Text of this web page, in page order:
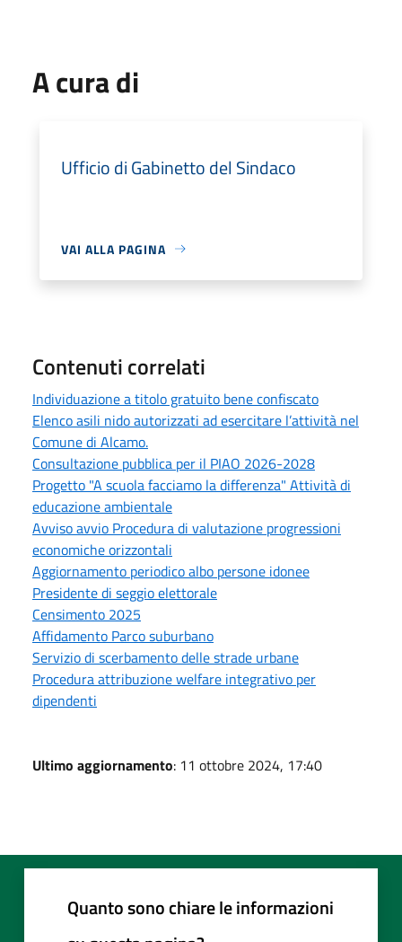
A cura di
Ufficio di Gabinetto del Sindaco
VAI ALLA PAGINA
Contenuti correlati
Individuazione a titolo gratuito bene confiscato
Elenco asili nido autorizzati ad esercitare l’attività nel
Comune di Alcamo.
Consultazione pubblica per il PIAO 2026-2028
Progetto "A scuola facciamo la differenza" Attività di
educazione ambientale
Avviso avvio Procedura di valutazione progressioni
economiche orizzontali
Aggiornamento periodico albo persone idonee
Presidente di seggio elettorale
Censimento 2025
Affidamento Parco suburbano
Servizio di scerbamento delle strade urbane
Procedura attribuzione welfare integrativo per
dipendenti
Ultimo aggiornamento: 11 ottobre 2024, 17:40
Quanto sono chiare le informazioni